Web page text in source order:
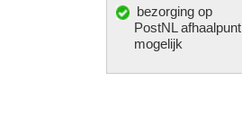
bezorging op
PostNL afhaalpunt
mogelijk